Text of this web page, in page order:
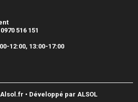
516 151
12:00, 13:00-17:00
• Développé par ALSOL